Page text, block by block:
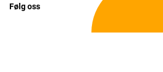
Følg oss